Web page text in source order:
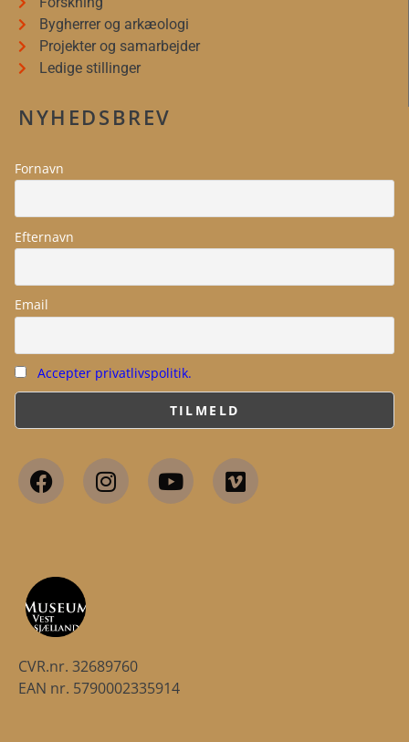
Bygherrer og arkæologi
Projekter og samarbejder
Ledige stillinger
NYHEDSBREV
Fornavn
Efternavn
Email
Accepter privatlivspolitik.
CVR.nr. 32689760
EAN nr. 5790002335914